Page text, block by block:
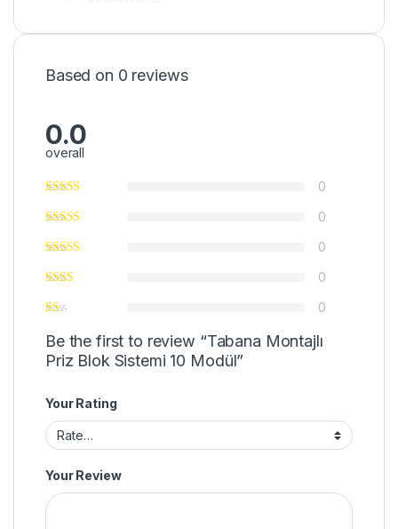
Based on 0 reviews
0.0
overall
0
0
0
0
0
Be the first to review “Tabana Montajlı
Priz Blok Sistemi 10 Modül”
Your Rating
Your Review